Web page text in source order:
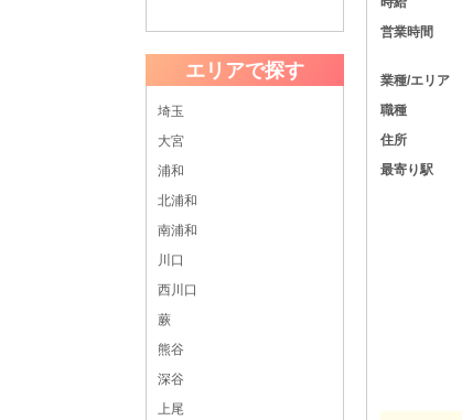
エリアで探す
埼玉
大宮
浦和
北浦和
南浦和
川口
西川口
蕨
熊谷
深谷
上尾
営業時間
業種/エリア
職種
住所
最寄り駅